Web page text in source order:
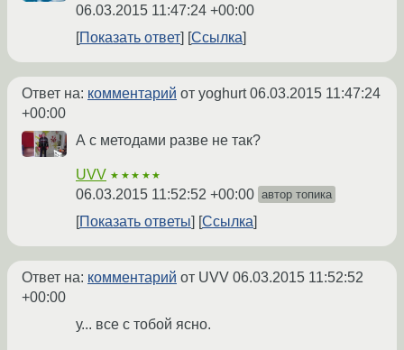
06.03.2015 11:47:24 +00:00
Показать ответ
Ссылка
Ответ на: комментарий от yoghurt06.03.2015 11:47:24
+00:00
А с методами разве не так?
UVV ★★★★★
06.03.2015 11:52:52 +00:00 автор топика
Показать ответы Ссылка
Ответ на: комментарий от UVV 06.03.2015 11:52:52
+00:00
у... все с тобой ясно.